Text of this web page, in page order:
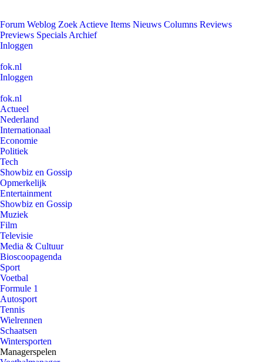
Forum Weblog Zoek Actieve Items Nieuws Columns Reviews
Previews Specials Archief
Inloggen
fok.nl
Inloggen
fok.nl
Actueel
Nederland
Internationaal
Economie
Politiek
Tech
Showbiz en Gossip
Opmerkelijk
Entertainment
Showbiz en Gossip
Muziek
Film
Televisie
Media & Cultuur
Bioscoopagenda
Sport
Voetbal
Formule 1
Autosport
Tennis
Wielrennen
Schaatsen
Wintersporten
Managerspelen